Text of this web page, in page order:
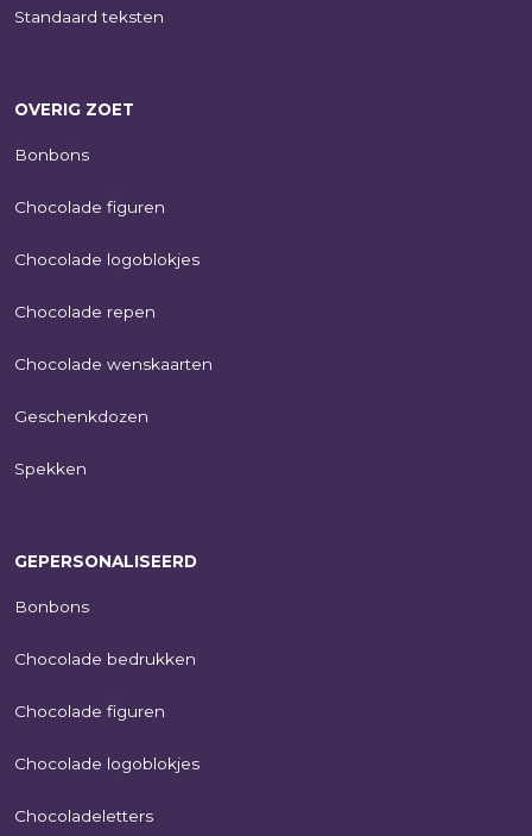
Standaard teksten
OVERIG ZOET
Bonbons
Chocolade figuren
Chocolade logoblokjes
Chocolade repen
Chocolade wenskaarten
Geschenkdozen
Spekken
GEPERSONALISEERD
Bonbons
Chocolade bedrukken
Chocolade figuren
Chocolade logoblokjes
Chocoladeletters